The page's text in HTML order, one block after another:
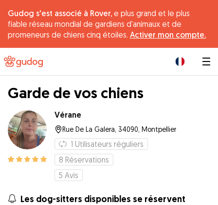
Gudog s'est associé à Rover, e plus grand et le plus
fiable réseau mondial de gardiens d'animaux et de
promeneurs de chiens cinq étoiles. Activer mon compte.
Garde de vos chiens
Vérane
Rue De La Galera, 34090, Montpellier
1 Utilisateurs réguliers
8 Réservations
5 Avis
Les dog-sitters disponibles se réservent